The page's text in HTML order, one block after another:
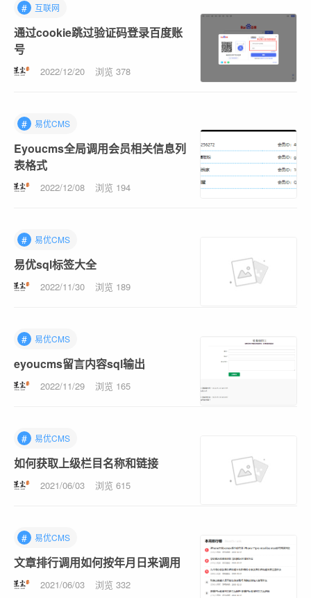
# 互联网
通过cookie跳过验证码登录百度账
号
2022/12/20 浏览 378
# 易优CMS
Eyoucms全局调用会员相关信息列
表格式
2022/12/08 浏览 194
# 易优CMS
易优sql标签大全
2022/11/30 浏览 189
# 易优CMS
eyoucms留言内容sql输出
2022/11/29 浏览 165
# 易优CMS
如何获取上级栏目名称和链接
2021/06/03 浏览 615
# 易优CMS
文章排行调用如何按年月日来调用
2021/06/03 浏览 332